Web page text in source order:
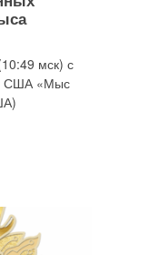
мск) с
США «Мыс